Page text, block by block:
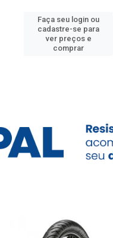
Faça seu login ou
cadastre-se para
ver preços e
comprar